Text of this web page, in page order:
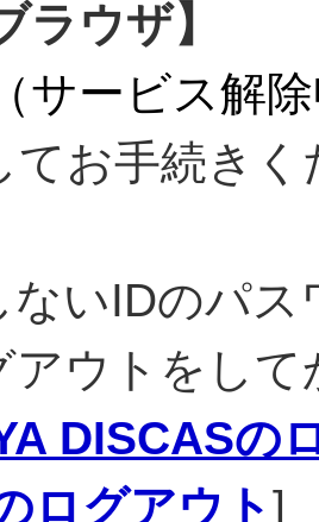
ラウザ】
サービス解
てお手続きく
いIDのパス
アウトをし
DISCASの
ログアウト]